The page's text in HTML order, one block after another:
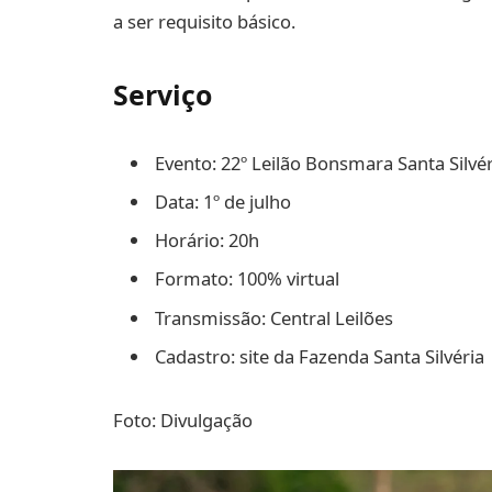
a ser requisito básico.
Serviço
Evento: 22º Leilão Bonsmara Santa
Data: 1º de julho
Horário: 20h
Formato: 100% virtual
Transmissão: Central Leilões
Cadastro: site da Fazenda Santa Silvéria
Foto: Divulgação